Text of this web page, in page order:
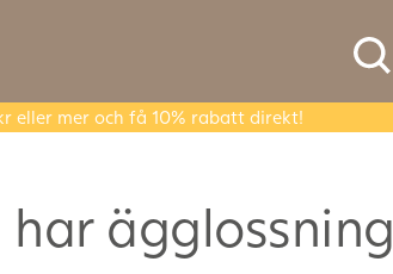
mer och få 10% rabatt direkt!
ägglossning